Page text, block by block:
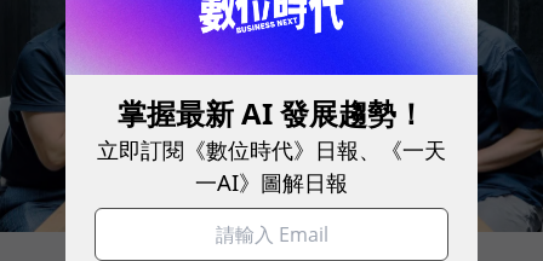
掌握最新 AI 發展趨勢！
立即訂閱《數位時代》日報、《一天
一AI》圖解日報